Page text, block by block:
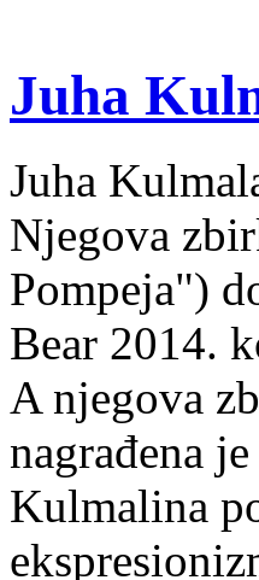
Juha
Juha
Njegova
Pompeja")
Bear 2014.
A njegova
nagrađena
Kulmalina